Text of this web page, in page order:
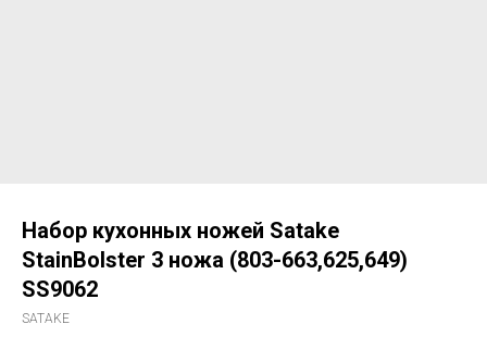
Набор кухонных ножей Satake
StainBolster 3 ножа (803-663,625,649)
SS9062
SATAKE